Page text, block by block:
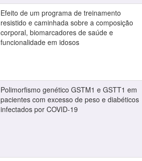
Efeito de um programa de treinamento
resistido e caminhada sobre a composição
corporal, biomarcadores de saúde e
funcionalidade em idosos
Polimorfismo genético GSTM1 e GSTT1 em
pacientes com excesso de peso e diabéticos
infectados por COVID-19